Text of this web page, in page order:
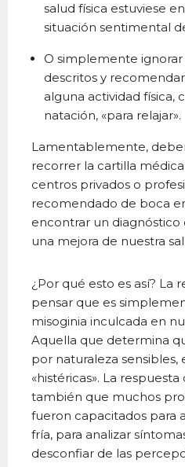
salud física estuviese
situación sentimental
O simplemente
descritos y
alguna actividad física,
natación, «para relajar».
Lamentablemente,
recorrer la cartilla
centros privados o
recomendado de boca
encontrar un diagnóstico
una mejora de nuestra
¿Por qué esto es así? La
pensar que es
misoginia inculcada en
Aquella que determina
por naturaleza sensibles,
«histéricas». La
también que muchos
fueron capacitados para
fría, para analizar
desconfiar de las